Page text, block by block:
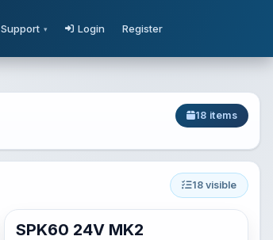
Support Login Register
18 items
18 visible
SPK60 24V MK2